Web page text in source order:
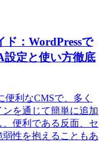
ド：WordPressで
定と使い方徹底
便利なCMSで、多く
を通じて簡単に追加
便利である反面、セ
性を抱えることもあ